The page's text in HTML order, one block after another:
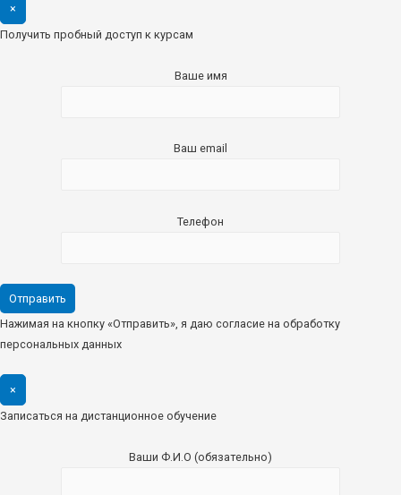
×
Получить пробный доступ к курсам
Ваше имя
Ваш email
Телефон
Нажимая на кнопку «Отправить», я даю согласие на обработку
персональных данных
×
Записаться на дистанционное обучение
Ваши Ф.И.О (обязательно)